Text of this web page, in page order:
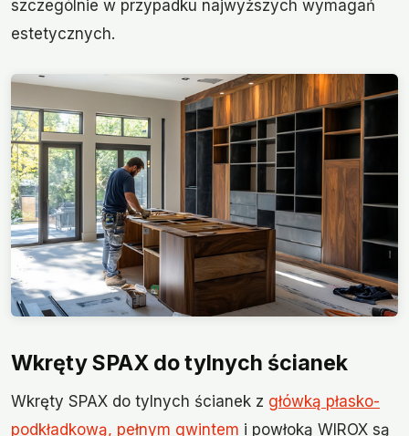
szczególnie w przypadku najwyższych wymagań
estetycznych.
Wkręty SPAX do tylnych ścianek
Wkręty SPAX do tylnych ścianek z główką płasko-
podkładkową, pełnym gwintem i powłoką WIROX są